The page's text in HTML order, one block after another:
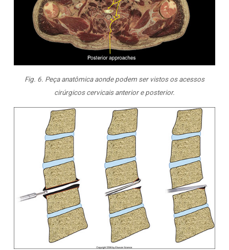
Fig. 6. Peça anatômica aonde podem ser vistos os acessos
cirúrgicos cervicais anterior e posterior.